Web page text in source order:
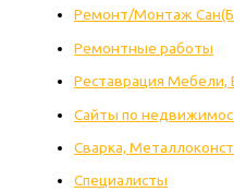
Ремонт/Монтаж
Ремонтные работы
Реставрация Мебели,
Сайты по
Сварка,
Специалисты